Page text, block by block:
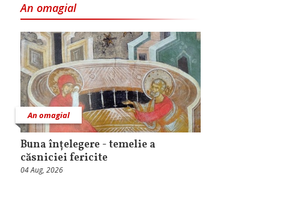
An omagial
An omagial
Buna înțelegere - temelie a
căsniciei fericite
04 Aug, 2026